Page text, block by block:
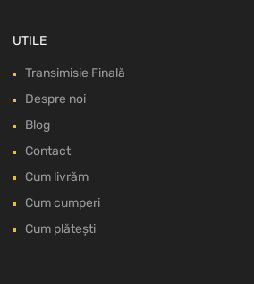
UTILE
Transimisie Finală
Despre noi
Blog
Contact
Cum livrăm
Cum cumperi
Cum plătești